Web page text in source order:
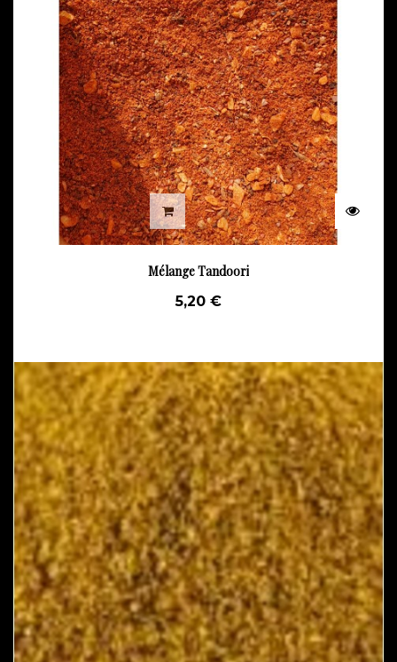
Mélange Tandoori
5,20 €